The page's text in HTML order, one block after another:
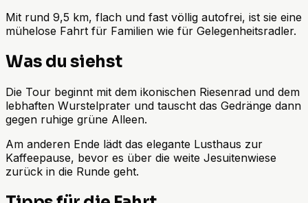
Mit rund 9,5 km, flach und fast völlig autofrei, ist sie eine
mühelose Fahrt für Familien wie für Gelegenheitsradler.
Was du siehst
Die Tour beginnt mit dem ikonischen Riesenrad und dem
lebhaften Wurstelprater und tauscht das Gedränge dann
gegen ruhige grüne Alleen.
Am anderen Ende lädt das elegante Lusthaus zur
Kaffeepause, bevor es über die weite Jesuitenwiese
zurück in die Runde geht.